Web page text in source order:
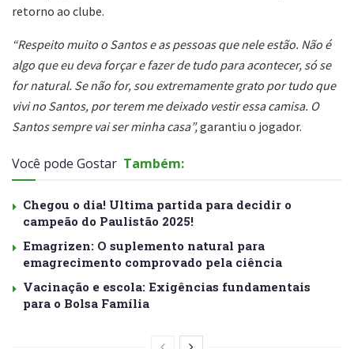
retorno ao clube.
“Respeito muito o Santos e as pessoas que nele estão. Não é
algo que eu deva forçar e fazer de tudo para acontecer, só se
for natural. Se não for, sou extremamente grato por tudo que
vivi no Santos, por terem me deixado vestir essa camisa. O
Santos sempre vai ser minha casa”,garantiu o jogador.
Você pode Gostar Também:
Chegou o dia! Ultima partida para decidir o
campeão do Paulistão 2025!
Emagrizen: O suplemento natural para
emagrecimento comprovado pela ciência
Vacinação e escola: Exigências fundamentais
para o Bolsa Família